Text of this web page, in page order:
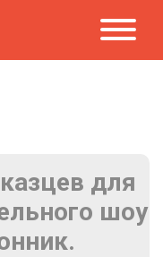
для
шоу